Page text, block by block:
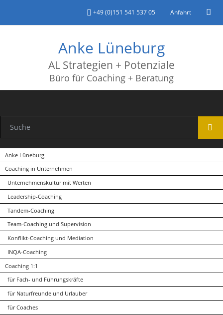
+49 (0)151 541 537 05 Anfahrt
Anke Lüneburg
AL Strategien + Potenziale
Büro für Coaching + Beratung
überspringen
Anke Lüneburg
Coaching in Unternehmen
Unternehmenskultur mit Werten
Leadership-Coaching
Tandem-Coaching
Team-Coaching und Supervision
Konflikt-Coaching und Mediation
INQA-Coaching
Coaching 1:1
für Fach- und Führungskräfte
für Naturfreunde und Urlauber
für Coaches